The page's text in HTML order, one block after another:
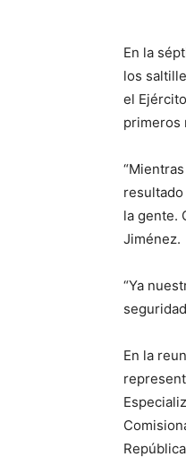
En la
los
el
primeros
la gente.
Jiménez.
“Ya
En la